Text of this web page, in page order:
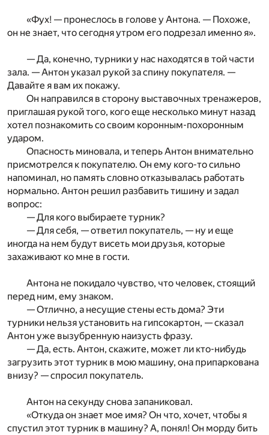
«Фух! — пронеслось в голове у Антона. — Похоже,
он не знает, что сегодня утром его подрезал именно я».
— Да, конечно, турники у нас находятся в той части
зала. — Антон указал рукой за спину покупателя. —
Давайте я вам их покажу.
Он направился в сторону выставочных тренажеров,
приглашая рукой того, кого еще несколько минут назад
хотел познакомить со своим коронным-похоронным
ударом.
Опасность миновала, и теперь Антон внимательно
присмотрелся к покупателю. Он ему кого-то сильно
напоминал, но память словно отказывалась работать
нормально. Антон решил разбавить тишину и задал
вопрос:
— Для кого выбираете турник?
— Для себя, — ответил покупатель, — ну и еще
иногда на нем будут висеть мои друзья, которые
захаживают ко мне в гости.
Антона не покидало чувство, что человек, стоящий
перед ним, ему знаком.
— Отлично, а несущие стены есть дома? Эти
турники нельзя установить на гипсокартон, — сказал
Антон уже вызубренную наизусть фразу.
— Да, есть. Антон, скажите, может ли кто-нибудь
загрузить этот турник в мою машину, она припаркована
внизу? — спросил покупатель.
Антон на секунду снова запаниковал.
«Откуда он знает мое имя? Он что, хочет, чтобы я
спустил этот турник в машину? А, понял! Он морду бить